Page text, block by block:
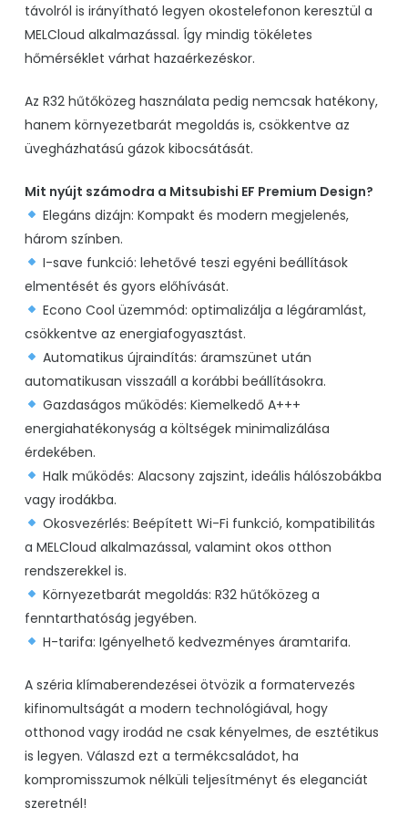
távolról is irányítható legyen okostelefonon keresztül a
MELCloud alkalmazással. Így mindig tökéletes
hőmérséklet várhat hazaérkezéskor.
Az R32 hűtőközeg használata pedig nemcsak hatékony,
hanem környezetbarát megoldás is, csökkentve az
üvegházhatású gázok kibocsátását.
Mit nyújt számodra a Mitsubishi EF Premium Design?
Elegáns dizájn: Kompakt és modern megjelenés,
három színben.
I-save funkció: lehetővé teszi egyéni beállítások
elmentését és gyors előhívását.
Econo Cool üzemmód: optimalizálja a légáramlást,
csökkentve az energiafogyasztást.
Automatikus újraindítás: áramszünet után
automatikusan visszaáll a korábbi beállításokra.
Gazdaságos működés: Kiemelkedő A+++
energiahatékonyság a költségek minimalizálása
érdekében.
Halk működés: Alacsony zajszint, ideális hálószobákba
vagy irodákba.
Okosvezérlés: Beépített Wi-Fi funkció, kompatibilitás
a MELCloud alkalmazással, valamint okos otthon
rendszerekkel is.
Környezetbarát megoldás: R32 hűtőközeg a
fenntarthatóság jegyében.
H-tarifa: Igényelhető kedvezményes áramtarifa.
A széria klímaberendezései ötvözik a formatervezés
kifinomultságát a modern technológiával, hogy
otthonod vagy irodád ne csak kényelmes, de esztétikus
is legyen. Válaszd ezt a termékcsaládot, ha
kompromisszumok nélküli teljesítményt és eleganciát
szeretnél!